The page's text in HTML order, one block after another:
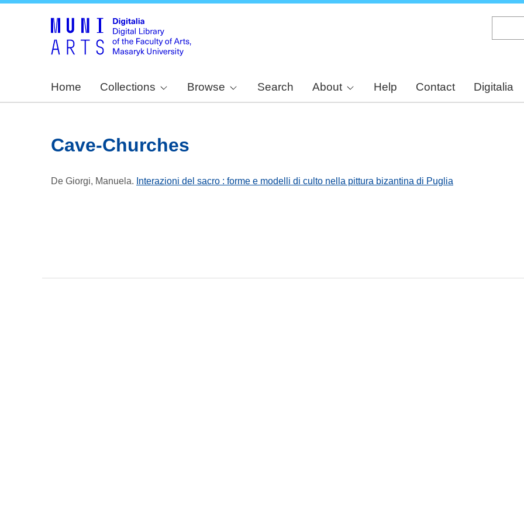
Home Collections Browse Search About Help Contact Digitalia
Cave-Churches
De Giorgi, Manuela. Interazioni del sacro : forme e modelli di culto nella pittura bizantina di Puglia